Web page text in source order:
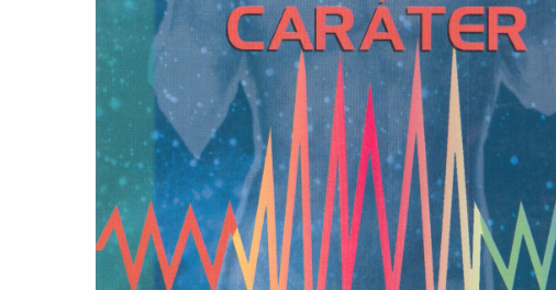
Educação Especial (39)
Gestalt-terapia (92)
Literatura Erótica (11)
PNL (Programação Neurolingüística) (41)
Publicidade, Propaganda e Marketing (33)
Relações Públicas e Comunicação Empresarial
(31)
Sem categoria (0)
Terapia Ocupacional (21)
Vida Prática (32)